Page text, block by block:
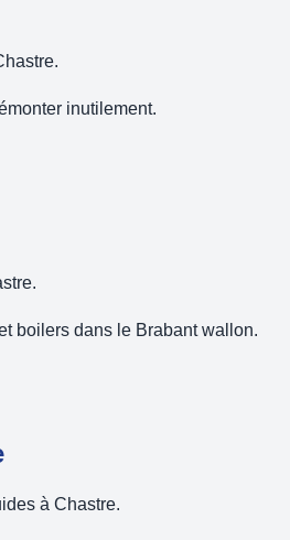
inutilement.
boilers dans le Brabant wallon.
à Chastre.